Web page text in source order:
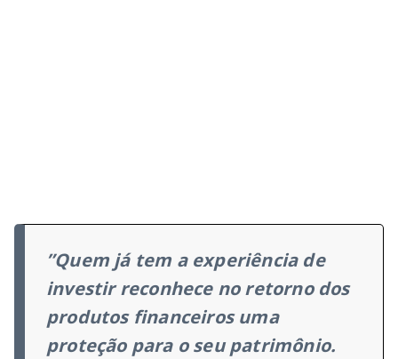
”Quem já tem a experiência de
investir reconhece no retorno dos
produtos financeiros uma
proteção para o seu patrimônio.